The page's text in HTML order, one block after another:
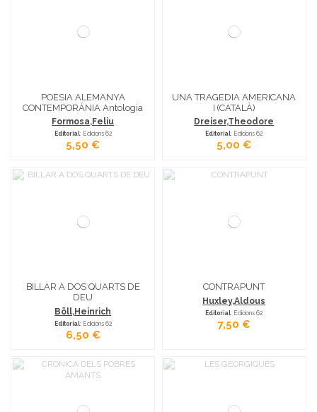
POESIA ALEMANYA
CONTEMPORÁNIA Antologia
Formosa,Feliu
Editorial: Edicions 62
5,50 €
UNA TRAGEDIA AMERICANA
I (CATALÀ)
Dreiser,Theodore
Editorial: Edicions 62
5,00 €
BILLAR A DOS QUARTS DE
DEU
Böll,Heinrich
Editorial: Edicions 62
6,50 €
CONTRAPUNT
Huxley,Aldous
Editorial: Edicions 62
7,50 €